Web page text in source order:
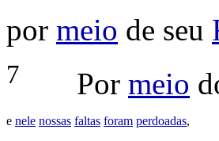
por meio de seu
7 Por meio
e nele nossas faltas foram perdoadas,